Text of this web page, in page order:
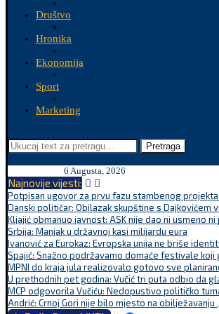
Društvo
Hronika
Ekonomija
Sport
Marketing
Pretraga
6 Augusta, 2026
Najnovije vijesti:
Potpisan ugovor za prvu fazu stambenog
Danski političar: Obilazak skupštine s Dajkovićem
Kljajić obmanuo javnost: ASK nije dao ni usmeno
Srbija: Manjak u državnoj kasi milijardu eura
Ivanović za Eurokaz: Evropska unija ne briše
Spajić: Snažno podržavamo domaće festivale
MPNI do kraja jula realizovalo gotovo sve
U prethodnih pet godina: Vučić tri puta odbio da
MCP odgovorila Vučiću: Nedopustivo političko
Andrić: Crnoj Gori nije bilo mjesto na obilježavanju